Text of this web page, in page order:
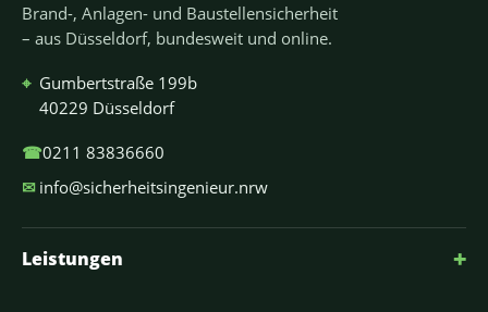
Brand-, Anlagen- und Baustellensicherheit
– aus Düsseldorf, bundesweit und online.
⌖ Gumbertstraße 199b
40229 Düsseldorf
☎0211 83836660
✉ info@sicherheitsingenieur.nrw
Leistungen +